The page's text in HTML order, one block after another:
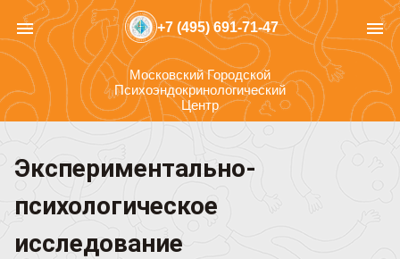
menu +7 (495) 691-71-47 menu
Московский Городской
Психоэндокринологический
Центр
Экспериментально-
психологическое
исследование